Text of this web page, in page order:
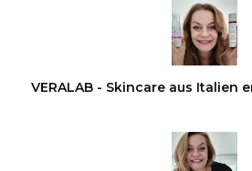
VERALAB - Skincare aus Italien